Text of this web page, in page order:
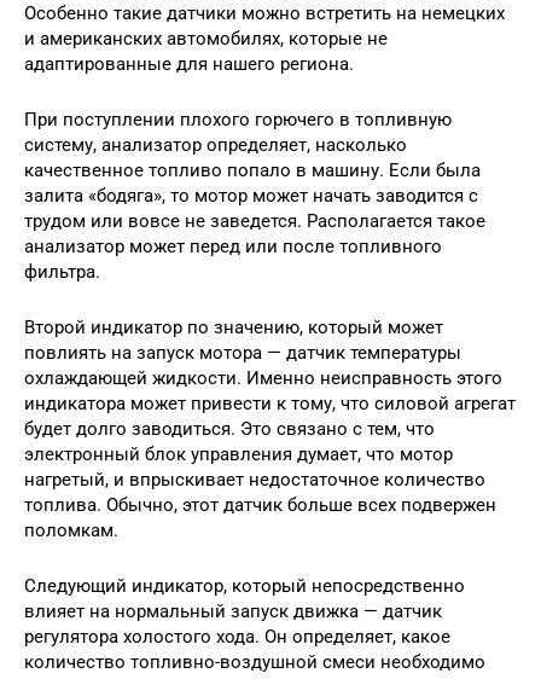
Особенно такие датчики можно встретить на немецких
и американских автомобилях, которые не
адаптированные для нашего региона.
При поступлении плохого горючего в топливную
систему, анализатор определяет, насколько
качественное топливо попало в машину. Если была
залита «бодяга», то мотор может начать заводится с
трудом или вовсе не заведется. Располагается такое
анализатор может перед или после топливного
фильтра.
Второй индикатор по значению, который может
повлиять на запуск мотора — датчик температуры
охлаждающей жидкости. Именно неисправность этого
индикатора может привести к тому, что силовой агрегат
будет долго заводиться. Это связано с тем, что
электронный блок управления думает, что мотор
нагретый, и впрыскивает недостаточное количество
топлива. Обычно, этот датчик больше всех подвержен
поломкам.
Следующий индикатор, который непосредственно
влияет на нормальный запуск движка — датчик
регулятора холостого хода. Он определяет, какое
количество топливно-воздушной смеси необходимо